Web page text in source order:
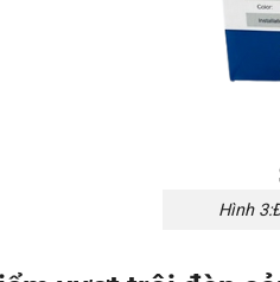
Hình